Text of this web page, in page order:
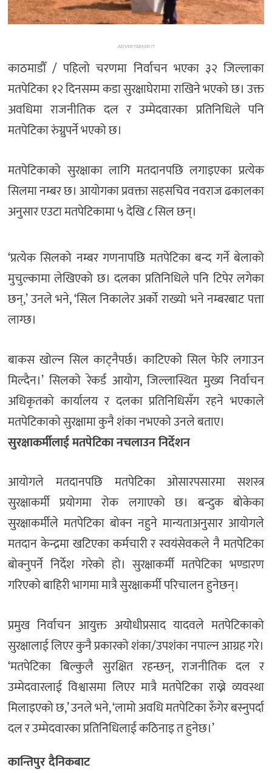
ADVERTISEMENT
काठमाडौँ / पहिलो चरणमा निर्वाचन भएका ३२ जिल्लाका
मतपेटिका १२ दिनसम्म कडा सुरक्षाघेरामा राखिने भएको छ। उक्त
अवधिमा राजनीतिक दल र उम्मेदवारका प्रतिनिधिले पनि
मतपेटिका रुंग्नुपर्ने भएको छ।
मतपेटिकाको सुरक्षाका लागि मतदानपछि लगाइएका प्रत्येक
सिलमा नम्बर छ। आयोगका प्रवक्ता सहसचिव नवराज ढकालका
अनुसार एउटा मतपेटिकामा ५ देखि ८ सिल छन्।
‘प्रत्येक सिलको नम्बर गणनापछि मतपेटिका बन्द गर्ने बेलाको
मुचुल्कामा लेखिएको छ। दलका प्रतिनिधिले पनि टिपेर लगेका
छन्,’ उनले भने, ‘सिल निकालेर अर्को राख्यो भने नम्बरबाट पत्ता
लाग्छ।
बाकस खोल्न सिल काट्नैपर्छ। काटिएको सिल फेरि लगाउन
मिल्दैन।’ सिलको रेकर्ड आयोग, जिल्लास्थित मुख्य निर्वाचन
अधिकृतको कार्यालय र दलका प्रतिनिधिसँग रहने भएकाले
मतपेटिकाको सुरक्षामा कुनै शंका नभएको उनले बताए।
सुरक्षाकर्मीलाई मतपेटिका नचलाउन निर्देशन
आयोगले मतदानपछि मतपेटिका ओसारपसारमा सशस्त्र
सुरक्षाकर्मी प्रयोगमा रोक लगाएको छ। बन्दुक बोकेका
सुरक्षाकर्मीले मतपेटिका बोक्न नहुने मान्यताअनुसार आयोगले
मतदान केन्द्रमा खटिएका कर्मचारी र स्वयंसेवकले नै मतपेटिका
बोक्नुपर्ने निर्देश गरेको हो। सुरक्षाकर्मी मतपेटिका भण्डारण
गरिएको बाहिरी भागमा मात्रै सुरक्षाकर्मी परिचालन हुनेछन्।
प्रमुख निर्वाचन आयुक्त अयोधीप्रसाद यादवले मतपेटिकाको
सुरक्षालाई लिएर कुनै प्रकारको शंका/उपशंका नपाल्न आग्रह गरे।
‘मतपेटिका बिल्कुलै सुरक्षित रहन्छन्, राजनीतिक दल र
उम्मेदवारलाई विश्वासमा लिएर मात्रै मतपेटिका राख्ने व्यवस्था
मिलाइएको छ,’ उनले भने, ‘लामो अवधि मतपेटिका रुँगेर बस्नुपर्दा
दल र उम्मेदवारका प्रतिनिधिलाई कठिनाइ त हुनेछ।’
कान्तिपुर दैनिकबाट